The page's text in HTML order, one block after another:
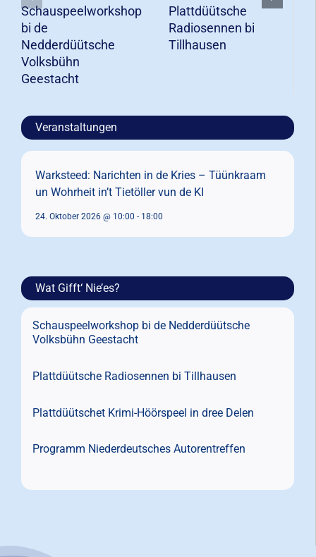
Schauspeelworkshop
bi de
Nedderdüütsche
Volksbühn
Geestacht
Plattdüütsche
Radiosennen bi
Tillhausen
Veranstaltungen
Warksteed: Narichten in de Kries – Tüünkraam
un Wohrheit in’t Tietöller vun de KI
24. Oktober 2026 @ 10:00 - 18:00
Wat Gifft‘ Nie’es?
Schauspeelworkshop bi de Nedderdüütsche
Volksbühn Geestacht
Plattdüütsche Radiosennen bi Tillhausen
Plattdüütschet Krimi-Höörspeel in dree Delen
Programm Niederdeutsches Autorentreffen